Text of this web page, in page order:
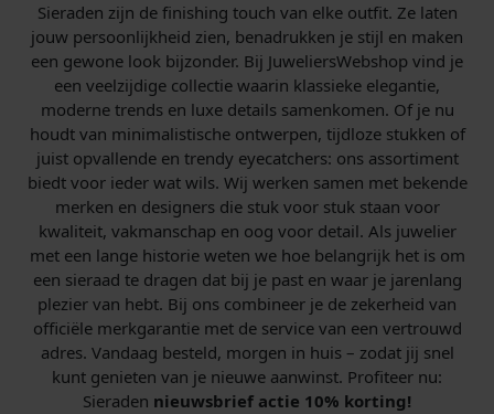
Sieraden zijn de finishing touch van elke outfit. Ze laten
jouw persoonlijkheid zien, benadrukken je stijl en maken
een gewone look bijzonder. Bij JuweliersWebshop vind je
een veelzijdige collectie waarin klassieke elegantie,
moderne trends en luxe details samenkomen. Of je nu
houdt van minimalistische ontwerpen, tijdloze stukken of
juist opvallende en trendy eyecatchers: ons assortiment
biedt voor ieder wat wils. Wij werken samen met bekende
merken en designers die stuk voor stuk staan voor
kwaliteit, vakmanschap en oog voor detail. Als juwelier
met een lange historie weten we hoe belangrijk het is om
een sieraad te dragen dat bij je past en waar je jarenlang
plezier van hebt. Bij ons combineer je de zekerheid van
officiële merkgarantie met de service van een vertrouwd
adres. Vandaag besteld, morgen in huis – zodat jij snel
kunt genieten van je nieuwe aanwinst. Profiteer nu:
Sieraden nieuwsbrief actie 10% korting!